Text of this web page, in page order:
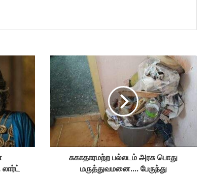
சுகாதாரமற்ற பல்லடம் அரசு பொது
மருத்துவமனை.... பேருந்து